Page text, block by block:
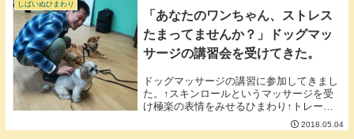
しばいぬひまわり
「あなたのワンちゃん、ストレス
たまってませんか？」ドッグマッ
サージの講習会を受けてきた。
ドッグマッサージの講習に参加してきまし
た。↑スキンロールというマッサージを受
け極楽の表情をみせるひまわり↑トレーナ
ードッグの茶々丸さんもやってほしいと寄
ってきました。ドッグマッサージをやるう
2018.05.04